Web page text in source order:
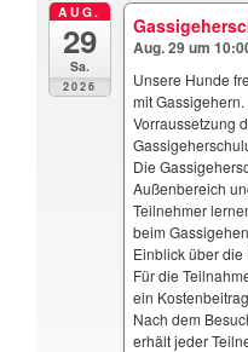
AUG.
29
Sa.
2026
Aug. 29 um
Unsere Hunde
mit Gassigehern.
Vorraussetzung
Die
Außenbereich
Teilnehmer
beim
Einblick über
Für die
ein
Nach dem
erhält jeder